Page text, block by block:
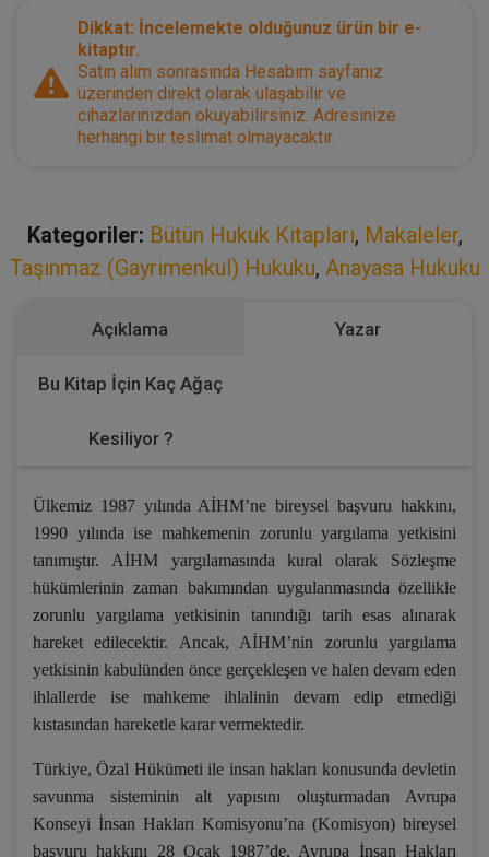
Dikkat: İncelemekte olduğunuz ürün bir e-
kitaptır.
Satın alım sonrasında Hesabım sayfanız
üzerinden direkt olarak ulaşabilir ve
cihazlarınızdan okuyabilirsiniz. Adresinize
herhangi bir teslimat olmayacaktır.
Kategoriler: Bütün Hukuk Kitapları, Makaleler,
Taşınmaz (Gayrimenkul) Hukuku, Anayasa Hukuku
Açıklama Yazar
Bu Kitap İçin Kaç Ağaç
Kesiliyor ?
Ülkemiz 1987 yılında AİHM’ne bireysel başvuru hakkını,
1990 yılında ise mahkemenin zorunlu yargılama yetkisini
tanımıştır. AİHM yargılamasında kural olarak Sözleşme
hükümlerinin zaman bakımından uygulanmasında özellikle
zorunlu yargılama yetkisinin tanındığı tarih esas alınarak
hareket edilecektir. Ancak, AİHM’nin zorunlu yargılama
yetkisinin kabulünden önce gerçekleşen ve halen devam eden
ihlallerde ise mahkeme ihlalinin devam edip etmediği
kıstasından hareketle karar vermektedir.
Türkiye, Özal Hükümeti ile insan hakları konusunda devletin
savunma sisteminin alt yapısını oluşturmadan Avrupa
Konseyi İnsan Hakları Komisyonu’na (Komisyon) bireysel
başvuru hakkını 28 Ocak 1987’de, Avrupa İnsan Hakları